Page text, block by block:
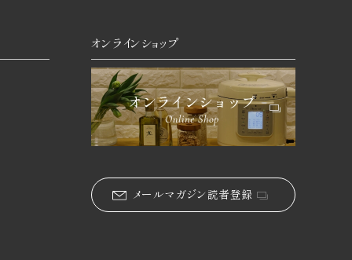
オンラインショップ
メールマガジン読者登録